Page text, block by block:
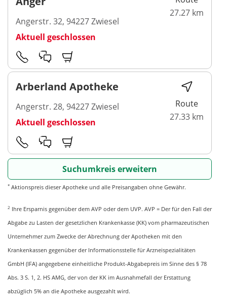
Angerstr. 32, 94227 Zwiesel
Aktuell geschlossen
27.27 km
Arberland Apotheke
Angerstr. 28, 94227 Zwiesel
Aktuell geschlossen
Route
27.33 km
Suchumkreis erweitern
* Aktionspreis dieser Apotheke und alle Preisangaben ohne Gewähr.
2 Ihre Ersparnis gegenüber dem AVP oder dem UVP. AVP = Der für den Fall der
Abgabe zu Lasten der gesetzlichen Krankenkasse (KK) vom pharmazeutischen
Unternehmer zum Zwecke der Abrechnung der Apotheken mit den
Krankenkassen gegenüber der Informationsstelle für Arzneispezialitäten
GmbH (IFA) angegebene einheitliche Produkt-Abgabepreis im Sinne des § 78
Abs. 3 S. 1, 2. HS AMG, der von der KK im Ausnahmefall der Erstattung
abzüglich 5% an die Apotheke ausgezahlt wird.